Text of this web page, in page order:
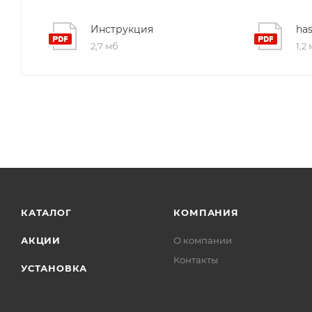
Инструкция
2,7 мб 1,2
КАТАЛОГ
АКЦИИ
УСТАНОВКА
КОМПАНИЯ
О компании
Контакты